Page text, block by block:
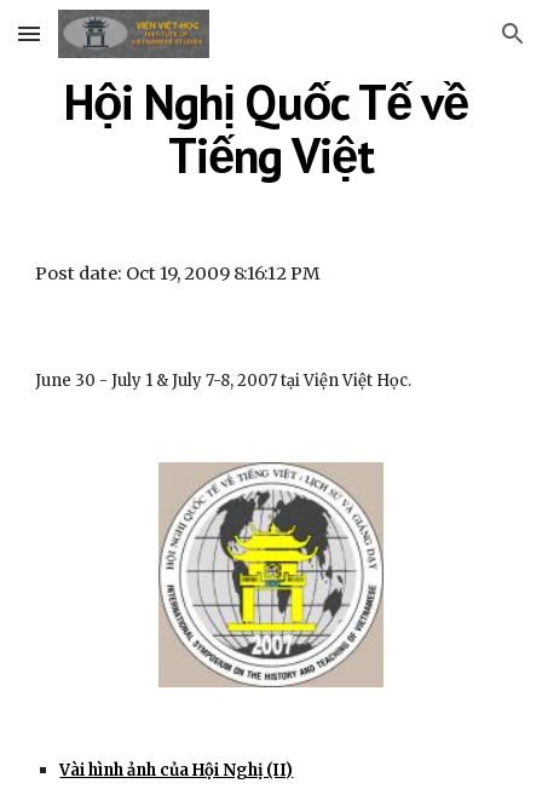
Skip to main content Skip to navigation
Hội Nghị Quốc Tế về
Tiếng Việt
Post date: Oct 19, 2009 8:16:12 PM
June 30 - July 1 & July 7-8, 2007 tại Viện Việt Học.
Vài hình ảnh của Hội Nghị (II)